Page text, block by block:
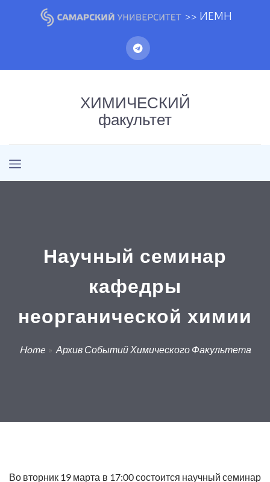
>> ИЕМН
ХИМИЧЕСКИЙ
факультет
Научный семинар
кафедры
неорганической химии
Home» Архив Событий Химического Факультета
Во вторник 19 марта в 17:00состоится научный семинар